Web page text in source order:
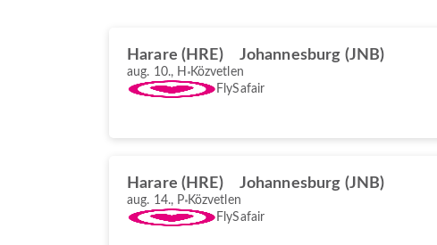
Harare (HRE) Johannesburg (JNB)
aug. 10., H Közvetlen
FlySafair
Harare (HRE) Johannesburg (JNB)
aug. 14., P Közvetlen
FlySafair